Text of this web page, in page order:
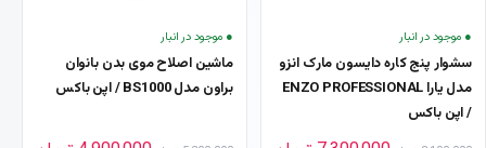
● موجود در انبار
سشوار پنج کاره دایسون مارک انزو
مدل یارا ENZO PROFESSIONAL
/ اپن باکس
● موجود در انبار
ماشین اصلاح موی بدن بانوان
براون مدل BS1000 / اپن باکس